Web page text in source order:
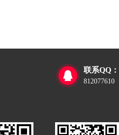

联系QQ：
812077610